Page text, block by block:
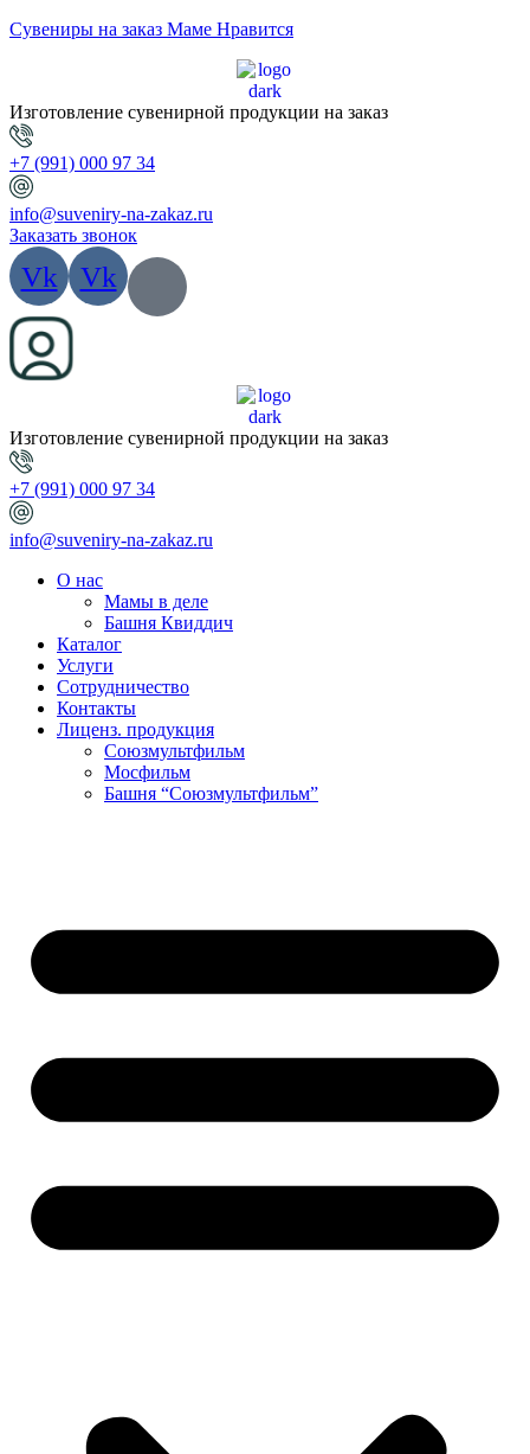
Сувениры на заказ Маме Нравится
Изготовление сувенирной продукции на заказ
+7 (991) 000 97 34
info@suveniry-na-zakaz.ru
Заказать звонок
Vk Vk
Изготовление сувенирной продукции на заказ
+7 (991) 000 97 34
info@suveniry-na-zakaz.ru
О нас
Мамы в деле
Башня Квиддич
Каталог
Услуги
Сотрудничество
Контакты
Лиценз. продукция
Союзмультфильм
Мосфильм
Башня “Союзмультфильм”